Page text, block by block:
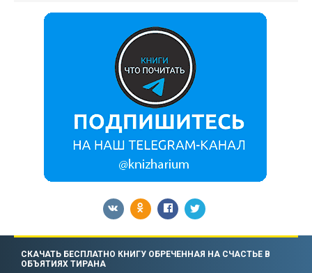
СКАЧАТЬ БЕСПЛАТНО КНИГУ ОБРЕЧЕННАЯ НА СЧАСТЬЕ В
ОБЪЯТИЯХ ТИРАНА